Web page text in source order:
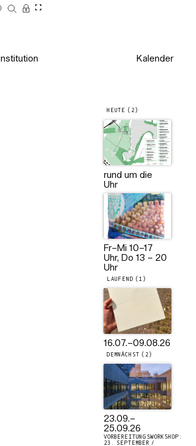
Institution Kalender
HEUTE (2)
rund um die
Uhr
Fr–Mi 10–17
Uhr, Do 13 – 20
Uhr
LAUFEND (1)
16.07.–09.08.26
DEMNÄCHST (2)
23.09.–
25.09.26
VORBEREITUNGSWORKSHOP:
23. SEPTEMBER /